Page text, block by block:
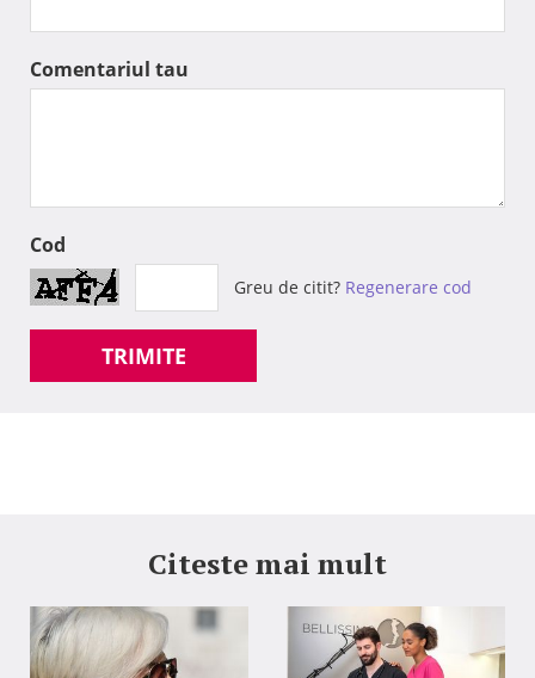
Comentariul tau
Cod
Greu de citit? Regenerare cod
TRIMITE
Citeste mai mult